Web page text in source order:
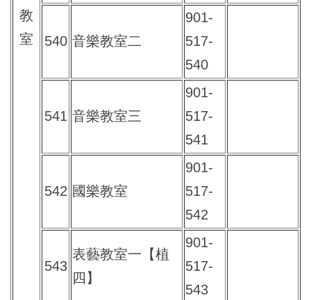
教
室
540 音樂教室二
901-
517-
540
541 音樂教室三
901-
517-
541
542 國樂教室
901-
517-
542
543
表藝教室一【植
四】
901-
517-
543